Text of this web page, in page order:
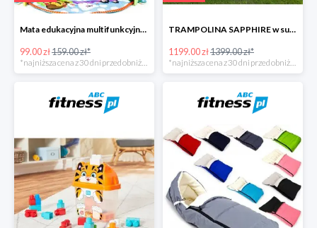
Mata edukacyjna multifunkcyjna z muzyką
99.00 zł159.00 zł*
TRAMPOLINA SAPPHIRE w super cenie
1199.00 zł1399.00 zł*